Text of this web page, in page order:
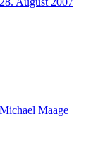
Michael Maage